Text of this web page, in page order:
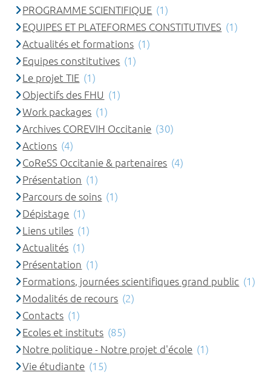
PROGRAMME SCIENTIFIQUE (1)
EQUIPES ET PLATEFORMES CONSTITUTIVES (1)
Actualités et formations (1)
Equipes constitutives (1)
Le projet TIE (1)
Objectifs des FHU (1)
Work packages (1)
Archives COREVIH Occitanie (30)
Actions (4)
CoReSS Occitanie & partenaires (4)
Présentation (1)
Parcours de soins (1)
Dépistage (1)
Liens utiles (1)
Actualités (1)
Présentation (1)
Formations, journées scientifiques grand public (1)
Modalités de recours (2)
Contacts (1)
Ecoles et instituts (85)
Notre politique - Notre projet d'école (1)
Vie étudiante (15)